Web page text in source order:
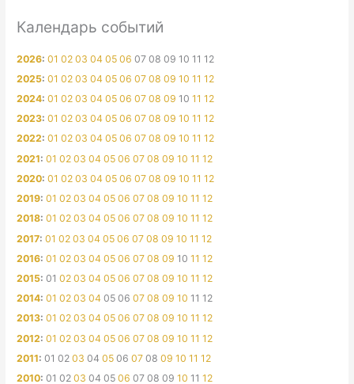
Календарь событий
2026:01 02 03 04 05 06 07 08 09 10 11 12
2025:01 02 03 04 05 06 07 08 09 10 11 12
2024:01 02 03 04 05 06 07 08 09 10 11 12
2023:01 02 03 04 05 06 07 08 09 10 11 12
2022:01 02 03 04 05 06 07 08 09 10 11 12
2021:01 02 03 04 05 06 07 08 09 10 11 12
2020:01 02 03 04 05 06 07 08 09 10 11 12
2019:01 02 03 04 05 06 07 08 09 10 11 12
2018:01 02 03 04 05 06 07 08 09 10 11 12
2017:01 02 03 04 05 06 07 08 09 10 11 12
2016:01 02 03 04 05 06 07 08 09 10 11 12
2015:01 02 03 04 05 06 07 08 09 10 11 12
2014:01 02 03 04 05 06 07 08 09 10 11 12
2013:01 02 03 04 05 06 07 08 09 10 11 12
2012:01 02 03 04 05 06 07 08 09 10 11 12
2011:01 02 03 04 05 06 07 08 09 10 11 12
2010:01 02 03 04 05 06 07 08 09 10 11 12